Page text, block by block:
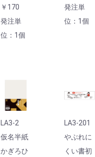
￥170
発注単
位：1個
発注単
位：1個
LA3-2
仮名半紙
かぎろひ
LA3-201
やぶれに
くい書初